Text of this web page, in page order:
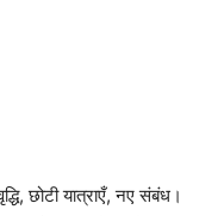
छोटी यात्राएँ, नए संबंध।